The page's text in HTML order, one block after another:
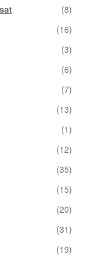
(8)
(16)
(3)
(6)
(7)
(13)
(1)
(12)
(35)
(15)
(20)
(31)
(19)